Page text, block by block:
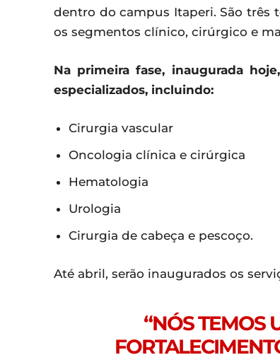
dentro do campus Itaperi. São três
os segmentos clínico, cirúrgico e
Na primeira fase, inaugurada
especializados, incluindo:
Cirurgia vascular
Oncologia clínica e cirúrgica
Hematologia
Urologia
Cirurgia de cabeça e pescoço.
Até abril, serão inaugurados os
“NÓS TEMOS